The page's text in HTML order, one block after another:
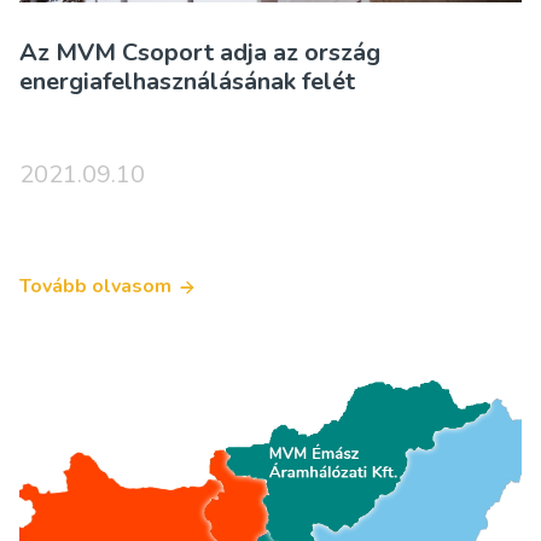
Az MVM Csoport adja az ország
energiafelhasználásának felét
2021.09.10
Tovább olvasom